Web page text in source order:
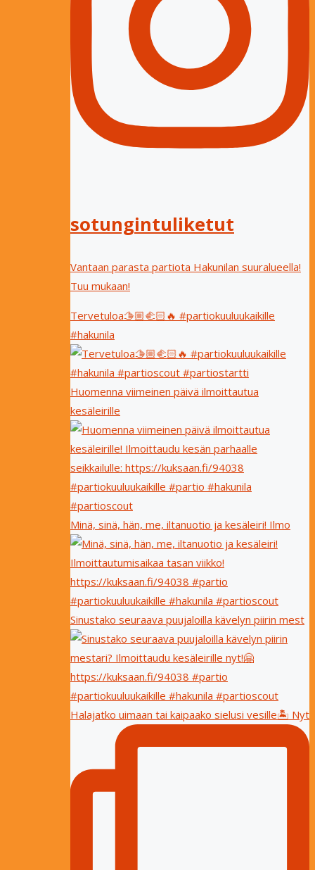
sotungintuliketut
Vantaan parasta partiota Hakunilan suuralueella!
Tuu mukaan!
Tervetuloa🫱🏼‍🫲🏻🔥 #partiokuuluukaikille
#hakunila
Huomenna viimeinen päivä ilmoittautua
kesäleirille
Minä, sinä, hän, me, iltanuotio ja kesäleiri! Ilmo
Sinustako seuraava puujaloilla kävelyn piirin mest
Halajatko uimaan tai kaipaako sielusi vesille🏝 Nyt